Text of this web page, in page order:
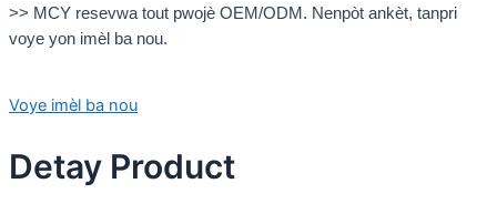
>> MCY resevwa tout pwojè OEM/ODM. Nenpòt ankèt, tanpri
voye yon imèl ba nou.
Voye imèl ba nou
Detay Product